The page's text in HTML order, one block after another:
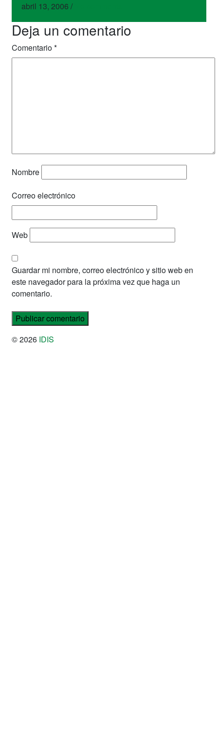
abril 13, 2006 /
Deja un comentario
Comentario*
Nombre
Correo electrónico
Web
Guardar mi nombre, correo electrónico y sitio web en
este navegador para la próxima vez que haga un
comentario.
© 2026 IDIS